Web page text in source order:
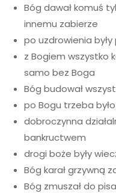
Bóg dawał komuś
innemu zabierze
po uzdrowienia były
z Bogiem wszystko
samo bez Boga
Bóg budował
po Bogu trzeba
dobroczynna
bankructwem
drogi boże były
Bóg karał grzywną
Bóg zmuszał do